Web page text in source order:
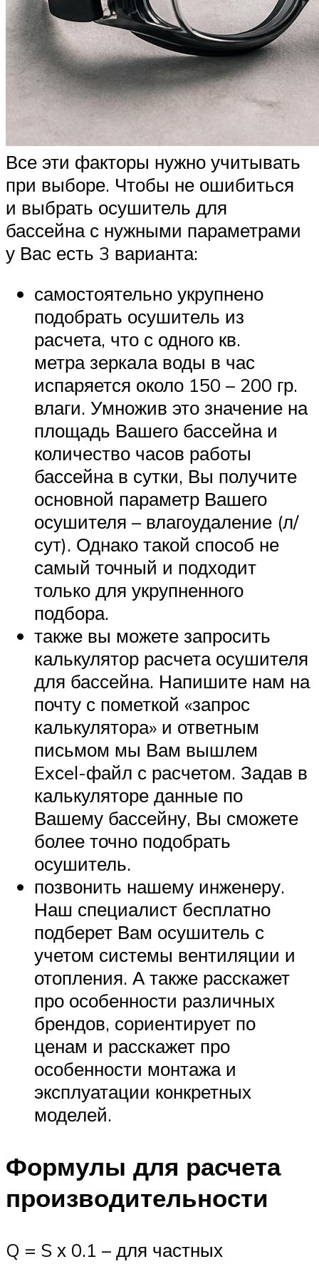
Все эти факторы нужно учитывать
при выборе. Чтобы не ошибиться
и выбрать осушитель для
бассейна с нужными параметрами
у Вас есть 3 варианта:
самостоятельно укрупнено
подобрать осушитель из
расчета, что с одного кв.
метра зеркала воды в час
испаряется около 150 – 200 гр.
влаги. Умножив это значение на
площадь Вашего бассейна и
количество часов работы
бассейна в сутки, Вы получите
основной параметр Вашего
осушителя – влагоудаление (л/
сут). Однако такой способ не
самый точный и подходит
только для укрупненного
подбора.
также вы можете запросить
калькулятор расчета осушителя
для бассейна. Напишите нам на
почту с пометкой «запрос
калькулятора» и ответным
письмом мы Вам вышлем
Exсel-файл с расчетом. Задав в
калькуляторе данные по
Вашему бассейну, Вы сможете
более точно подобрать
осушитель.
позвонить нашему инженеру.
Наш специалист бесплатно
подберет Вам осушитель с
учетом системы вентиляции и
отопления. А также расскажет
про особенности различных
брендов, сориентирует по
ценам и расскажет про
особенности монтажа и
эксплуатации конкретных
моделей.
Формулы для расчета
производительности
Q = S х 0.1 – для частных